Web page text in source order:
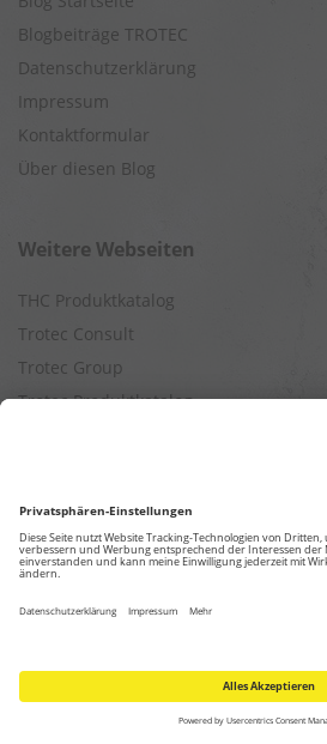
Blogbeiträge TROTEC
Datenschutzerklärung
Impressum
Kontaktformular
Über diesen Blog
Weitere Webseiten
THC Produktkatalog
Trotec Consult
Trotec Group
Trotec Produktkatalog
Berechnungen
Befeuchtungsleistung berechnen
Klimatisierungsleistung berechnen
Ventilationsleistung berechnen
Wärmebedarfsberechnung